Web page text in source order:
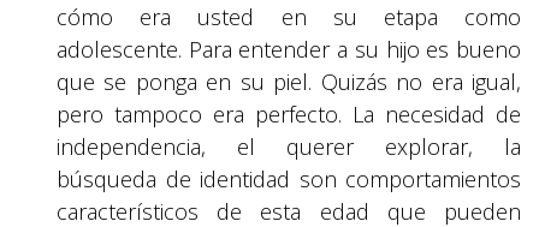
cómo era usted en su etapa como
adolescente. Para entender a su hijo es bueno
que se ponga en su piel. Quizás no era igual,
pero tampoco era perfecto. La necesidad de
independencia, el querer explorar, la
búsqueda de identidad son comportamientos
característicos de esta edad que pueden